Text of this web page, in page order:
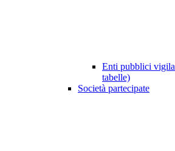
Enti pubblici
tabelle)
Società partecipate